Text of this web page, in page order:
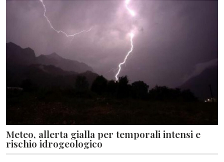
Meteo, allerta gialla per temporali intensi e
rischio idrogeologico